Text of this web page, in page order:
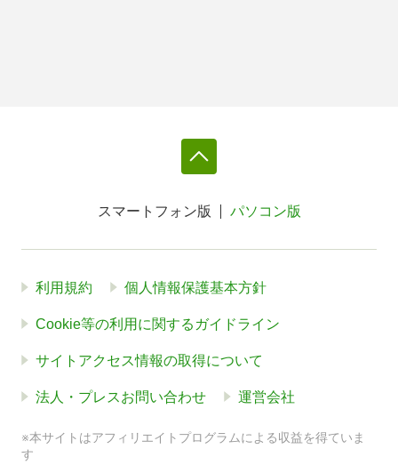
スマートフォン版 パソコン版
利用規約 個人情報保護基本方針
Cookie等の利用に関するガイドライン
サイトアクセス情報の取得について
法人・プレスお問い合わせ 運営会社
※本サイトはアフィリエイトプログラムによる収益を得ていま
す